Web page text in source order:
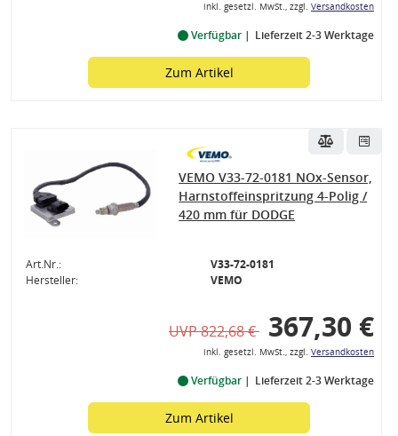
inkl. gesetzl. MwSt., zzgl. Versandkosten
Verfügbar Lieferzeit 2-3 Werktage
Zum Artikel
VEMO V33-72-0181 NOx-Sensor,
Harnstoffeinspritzung 4-Polig /
420 mm für DODGE
Art.Nr.:
V33-72-0181
Hersteller:
VEMO
UVP 822,68 € 367,30 €
inkl. gesetzl. MwSt., zzgl. Versandkosten
Verfügbar Lieferzeit 2-3 Werktage
Zum Artikel